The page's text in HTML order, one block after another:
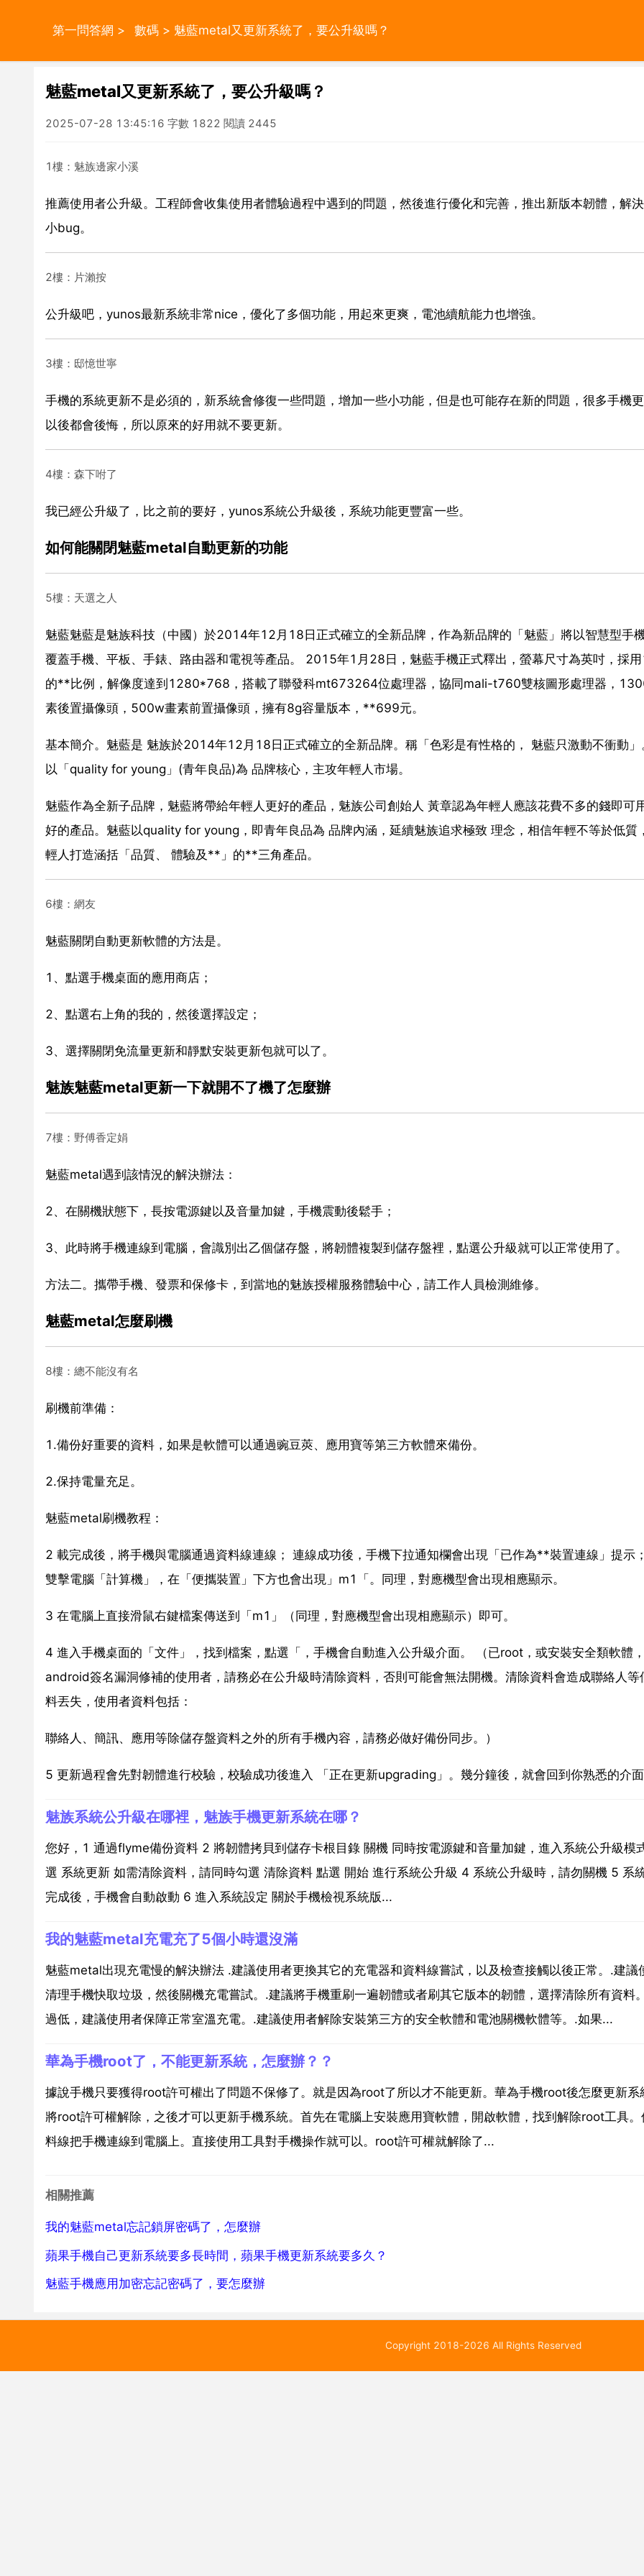
第一問答網 > 數碼 > 魅藍metal又更新系統了，要公升級嗎？
魅藍metal又更新系統了，要公升級嗎？
2025-07-28 13:45:16 字數 1822 閱讀 2445
1樓：魅族邊家小溪
推薦使用者公升級。工程師會收集使用者體驗過程中遇到的問題，然後進行優化和完善，推出新版本韌體，解
小bug。
2樓：片瀨按
公升級吧，yunos最新系統非常nice，優化了多個功能，用起來更爽，電池續航能力也增強。
3樓：邸憶世寧
手機的系統更新不是必須的，新系統會修復一些問題，增加一些小功能，但是也可能存在新的問題，很多手機
以後都會後悔，所以原來的好用就不要更新。
4樓：森下咐了
我已經公升級了，比之前的要好，yunos系統公升級後，系統功能更豐富一些。
如何能關閉魅藍metal自動更新的功能
5樓：天選之人
魅藍魅藍是魅族科技（中國）於2014年12月18日正式確立的全新品牌，作為新品牌的「魅藍」將以智慧型手
覆蓋手機、平板、手錶、路由器和電視等產品。 2015年1月28日，魅藍手機正式釋出，螢幕尺寸為英吋，採
的**比例，解像度達到1280*768，搭載了聯發科mt673264位處理器，協同mali-t760雙核圖形處理器，
素後置攝像頭，500w畫素前置攝像頭，擁有8g容量版本，**699元。
基本簡介。魅藍是 魅族於2014年12月18日正式確立的全新品牌。稱「色彩是有性格的， 魅藍只激動不衝動」
以「quality for young」(青年良品)為 品牌核心，主攻年輕人市場。
魅藍作為全新子品牌，魅藍將帶給年輕人更好的產品，魅族公司創始人 黃章認為年輕人應該花費不多的錢即可
好的產品。魅藍以quality for young，即青年良品為 品牌內涵，延續魅族追求極致 理念，相信年輕不等於低質
輕人打造涵括「品質、 體驗及**」的**三角產品。
6樓：網友
魅藍關閉自動更新軟體的方法是。
1、點選手機桌面的應用商店；
2、點選右上角的我的，然後選擇設定；
3、選擇關閉免流量更新和靜默安裝更新包就可以了。
魅族魅藍metal更新一下就開不了機了怎麼辦
7樓：野傅香定娟
魅藍metal遇到該情況的解決辦法：
2、在關機狀態下，長按電源鍵以及音量加鍵，手機震動後鬆手；
3、此時將手機連線到電腦，會識別出乙個儲存盤，將韌體複製到儲存盤裡，點選公升級就可以正常使用了。
方法二。攜帶手機、發票和保修卡，到當地的魅族授權服務體驗中心，請工作人員檢測維修。
魅藍metal怎麼刷機
8樓：總不能沒有名
刷機前準備：
1.備份好重要的資料，如果是軟體可以通過豌豆莢、應用寶等第三方軟體來備份。
2.保持電量充足。
魅藍metal刷機教程：
2 載完成後，將手機與電腦通過資料線連線； 連線成功後，手機下拉通知欄會出現「已作為**裝置連線」提示
雙擊電腦「計算機」，在「便攜裝置」下方也會出現」m1「。同理，對應機型會出現相應顯示。
3 在電腦上直接滑鼠右鍵檔案傳送到「m1」（同理，對應機型會出現相應顯示）即可。
4 進入手機桌面的「文件」，找到檔案，點選「，手機會自動進入公升級介面。 （已root，或安裝安全類軟體
android簽名漏洞修補的使用者，請務必在公升級時清除資料，否則可能會無法開機。清除資料會造成聯絡人等
料丟失，使用者資料包括：
聯絡人、簡訊、應用等除儲存盤資料之外的所有手機內容，請務必做好備份同步。）
5 更新過程會先對韌體進行校驗，校驗成功後進入 「正在更新upgrading」。幾分鐘後，就會回到你熟悉的介
魅族系統公升級在哪裡，魅族手機更新系統在哪？
您好，1 通過flyme備份資料 2 將韌體拷貝到儲存卡根目錄 關機 同時按電源鍵和音量加鍵，進入系統公升級模
選 系統更新 如需清除資料，請同時勾選 清除資料 點選 開始 進行系統公升級 4 系統公升級時，請勿關機 5 系
完成後，手機會自動啟動 6 進入系統設定 關於手機檢視系統版...
我的魅藍metal充電充了5個小時還沒滿
魅藍metal出現充電慢的解決辦法 .建議使用者更換其它的充電器和資料線嘗試，以及檢查接觸以後正常。.建議
清理手機快取垃圾，然後關機充電嘗試。.建議將手機重刷一遍韌體或者刷其它版本的韌體，選擇清除所有資料
過低，建議使用者保障正常室溫充電。.建議使用者解除安裝第三方的安全軟體和電池關機軟體等。.如果...
華為手機root了，不能更新系統，怎麼辦？？
據說手機只要獲得root許可權出了問題不保修了。就是因為root了所以才不能更新。華為手機root後怎麼更新系
將root許可權解除，之後才可以更新手機系統。首先在電腦上安裝應用寶軟體，開啟軟體，找到解除root工具
料線把手機連線到電腦上。直接使用工具對手機操作就可以。root許可權就解除了...
相關推薦
我的魅藍metal忘記鎖屏密碼了，怎麼辦
蘋果手機自己更新系統要多長時間，蘋果手機更新系統要多久？
魅藍手機應用加密忘記密碼了，要怎麼辦
Copyright 2018-2026 All Rights Reserved